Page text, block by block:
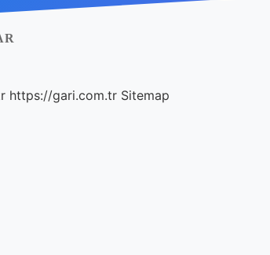
https://gari.com.tr Sitemap